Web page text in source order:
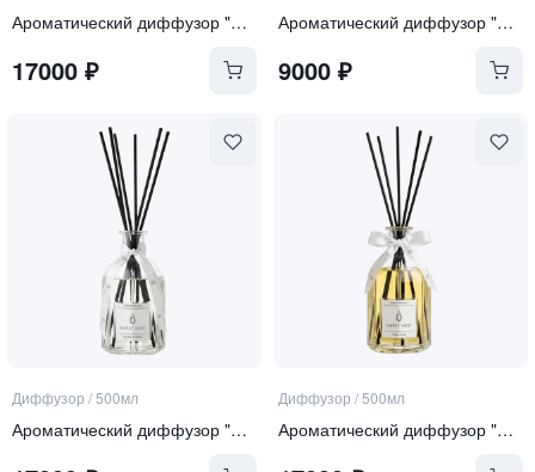
Ароматический диффузор "Pure Rose"
17000 ₽
Ароматический диффузор "Pure Rose"
9000₽
Диффузор /500мл
Ароматический диффузор "Sea Salt and Orchid"
Диффузор /500мл
Ароматический диффузор "Tonka and Oud"